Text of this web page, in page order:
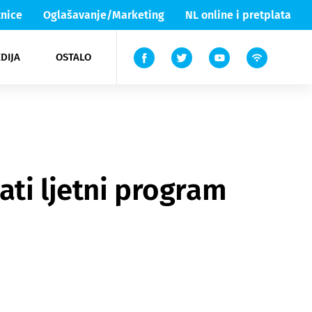
Oglašavanje/Marketing NL online i pretplata
OSTALO
Lika & Senj
TV
ljetni program